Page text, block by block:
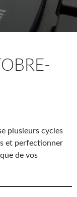
plusieurs cycles
et perfectionner
de vos